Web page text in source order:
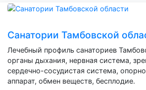
Санатории Тамбовской
Лечебный профиль санаториев
органы дыхания, нервная система,
сердечно-сосудистая система,
аппарат, обмен веществ, бесплодие.